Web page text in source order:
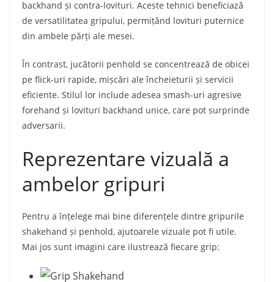
backhand și contra-lovituri. Aceste tehnici beneficiază
de versatilitatea gripului, permițând lovituri puternice
din ambele părți ale mesei.
În contrast, jucătorii penhold se concentrează de obicei
pe flick-uri rapide, mișcări ale încheieturii și servicii
eficiente. Stilul lor include adesea smash-uri agresive
forehand și lovituri backhand unice, care pot surprinde
adversarii.
Reprezentare vizuală a
ambelor gripuri
Pentru a înțelege mai bine diferențele dintre gripurile
shakehand și penhold, ajutoarele vizuale pot fi utile.
Mai jos sunt imagini care ilustrează fiecare grip: